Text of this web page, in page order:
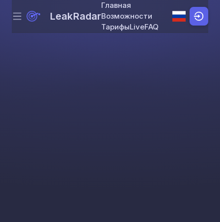
Skip to content
Menu LeakRadar
Главная
Возможности
ТарифыLiveFAQ